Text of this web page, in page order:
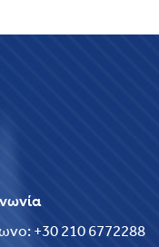
+30 210 6772288